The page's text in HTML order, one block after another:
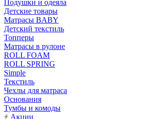
Подушки и одеяла
Детские товары
Матрасы BABY
Детский текстиль
Топперы
Матрасы в рулоне
ROLL FOAM
ROLL SPRING
Simple
Текстиль
Чехлы для матраса
Основания
Тумбы и комоды
Акции